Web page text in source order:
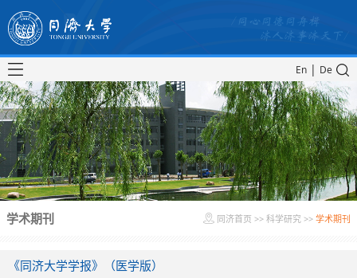
En | De
学术期刊 同济首页 >> 科学研究 >> 学术期刊
《同济大学学报》（医学版）